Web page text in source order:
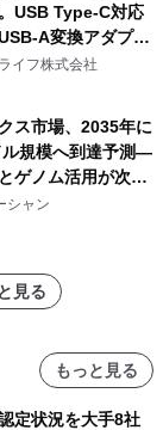
USB Type-C対応
A変換アダプタ
パソコンまで幅広
イフ株式会社
ス市場、2035年に
規模へ到達予測―
ゲノム活用が次世
加速
シャン
見る
もっと見る
定状況を大手8社